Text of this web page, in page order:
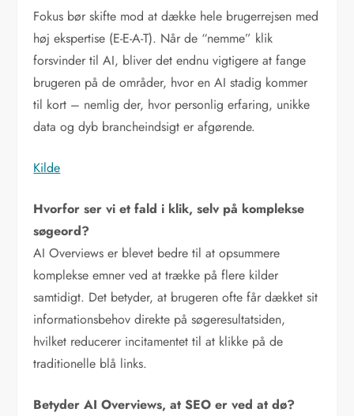
Fokus bør skifte mod at dække hele brugerrejsen med
høj ekspertise (E-E-A-T). Når de “nemme” klik
forsvinder til AI, bliver det endnu vigtigere at fange
brugeren på de områder, hvor en AI stadig kommer
til kort – nemlig der, hvor personlig erfaring, unikke
data og dyb brancheindsigt er afgørende.
Kilde
Hvorfor ser vi et fald i klik, selv på komplekse
søgeord?
AI Overviews er blevet bedre til at opsummere
komplekse emner ved at trække på flere kilder
samtidigt. Det betyder, at brugeren ofte får dækket sit
informationsbehov direkte på søgeresultatsiden,
hvilket reducerer incitamentet til at klikke på de
traditionelle blå links.
Betyder AI Overviews, at SEO er ved at dø?